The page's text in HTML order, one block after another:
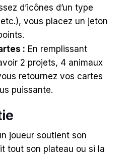
d’icônes d’un type
vous placez un jeton
: En remplissant
2 projets, 4 animaux
retournez vos cartes
puissante.
joueur soutient son
tout son plateau ou si la